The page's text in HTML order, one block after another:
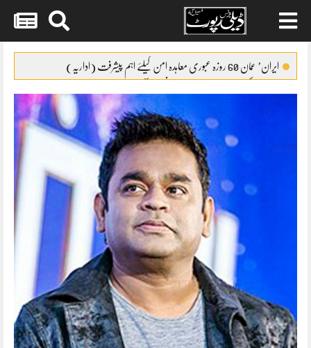
contentایران’ عمان 60 روزہ عبوری معاہدہ امن کیلئے اہم پیشرفت (اداریہ)
ایس ایس سی امتحانات 2026ء کا شیڈول جاری
پنشن فنڈز کی سرمایہ کاری سے خزانے کو نقصان پہنچانے کے معاملے کی
گندم آٹے کا بحران تیل سے بھی بڑا ہو چکا ہے